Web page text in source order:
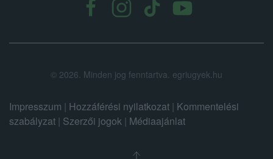
© 2026. Minden jog fenntartva. egriugyek.hu
Impresszum | Hozzáférési nyilatkozat | Kommentelési
szabályzat | Szerzői jogok | Médiaajánlat